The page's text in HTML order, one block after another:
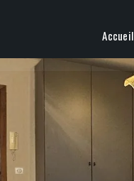
Accueil